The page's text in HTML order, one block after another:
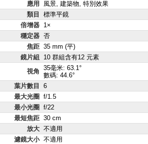
應用
風景, 建築物, 特別效果
類目
標準平鏡
倍增器 1×
穩定器 否
焦距 35 mm (平)
鏡片組
10 群組含有12 元素
視角 35毫米: 63.1°
數碼: 44.6°
葉片數目
6
最大光圈
f/1.5
最小光圈
f/22
最短焦距 30 cm
放大 不適用
濾鏡大小 不適用